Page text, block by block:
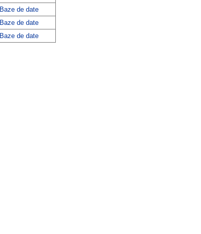
Baze de date
Baze de date
Baze de date